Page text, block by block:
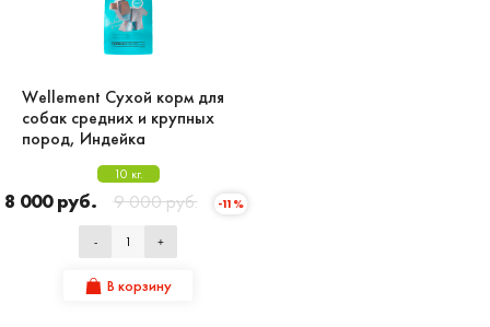
Wellement Сухой корм для
собак средних и крупных
пород, Индейка
10 кг.
8 000 руб. 9 000 руб. -11%
- +
В корзину